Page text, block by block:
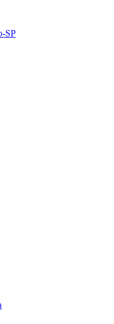
SP